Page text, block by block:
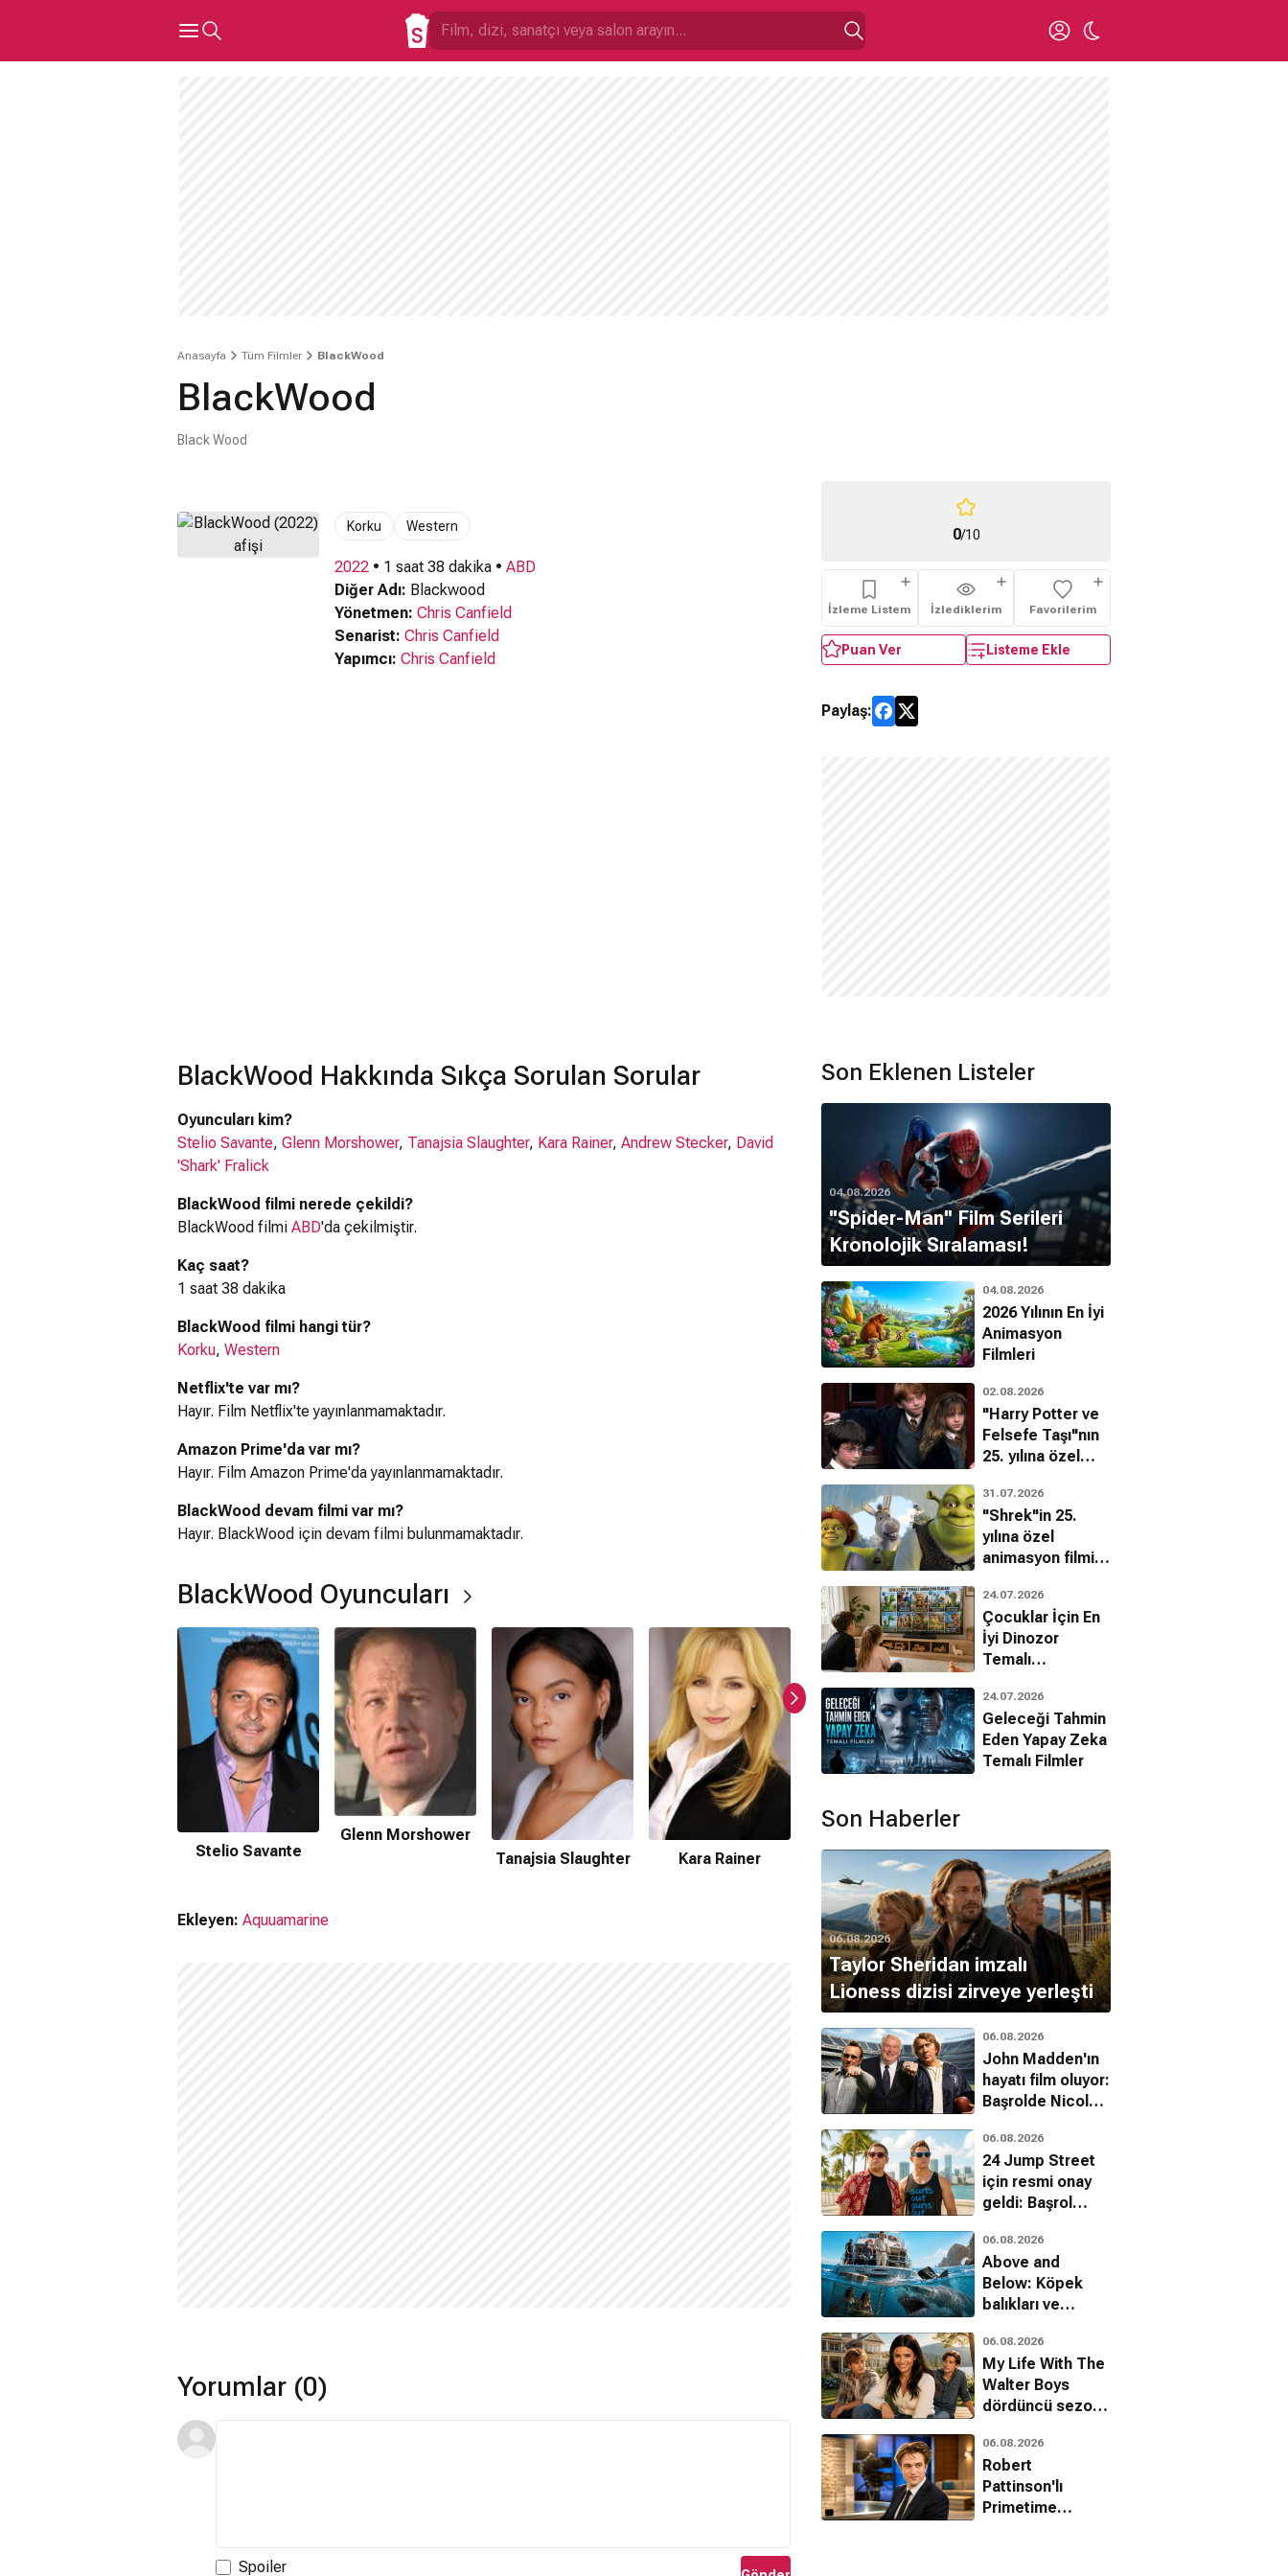
Anasayfa Tüm Filmler BlackWood
BlackWood
Black Wood
Korku Western
2022 • 1 saat 38 dakika • ABD
Diğer Adı: Blackwood
Yönetmen: Chris Canfield
Senarist: Chris Canfield
Yapımcı: Chris Canfield
0/10
İzleme Listem İzlediklerim Favorilerim
Puan Ver Listeme Ekle
Paylaş:
BlackWood Hakkında Sıkça Sorulan Sorular
Oyuncuları kim?
Stelio Savante, Glenn Morshower, Tanajsia Slaughter, Kara Rainer, Andrew Stecker, David
'Shark' Fralick
BlackWood filmi nerede çekildi?
BlackWood filmi ABD'da çekilmiştir.
Kaç saat?
1 saat 38 dakika
BlackWood filmi hangi tür?
Korku, Western
Netflix'te var mı?
Hayır. Film Netflix'te yayınlanmamaktadır.
Amazon Prime'da var mı?
Hayır. Film Amazon Prime'da yayınlanmamaktadır.
BlackWood devam filmi var mı?
Hayır. BlackWood için devam filmi bulunmamaktadır.
BlackWood Oyuncuları
Stelio Savante
Glenn Morshower
Tanajsia Slaughter
Kara Rainer
Fralick
Ekleyen: Aquuamarine
Yorumlar (0)
Spoiler
Son Eklenen Listeler
04.08.2026
''Spider-Man'' Film Serileri
Kronolojik Sıralaması!
04.08.2026
2026 Yılının En İyi
Animasyon
Filmleri
02.08.2026
"Harry Potter ve
Felsefe Taşı"nın
25. yılına özel
bilinmeyenleri!
31.07.2026
"Shrek"in 25.
yılına özel
animasyon filmin
24.07.2026
Çocuklar İçin En
İyi Dinozor
Temalı
Filmleri
24.07.2026
Geleceği Tahmin
Eden Yapay Zeka
Temalı Filmler
Son Haberler
06.08.2026
Taylor Sheridan imzalı
Lioness dizisi zirveye yerleşti
06.08.2026
John Madden'ın
hayatı film oluyor:
Başrolde Nicolas
06.08.2026
24 Jump Street
için resmi onay
geldi: Başrol
06.08.2026
Above and
Below: Köpek
balıkları ve
kartelleri karşı
karşıya
06.08.2026
My Life With The
Walter Boys
dördüncü sezon
06.08.2026
Robert
Pattinson'lı
Primetime